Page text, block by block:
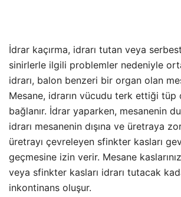
İdrar kaçırma, idrarı tutan veya
sinirlerle ilgili problemler nedeniyle
idrarı, balon benzeri bir organ olan
Mesane, idrarın vücudu terk ettiği tüp
bağlanır. İdrar yaparken, mesanenin
idrarı mesanenin dışına ve üretraya
üretrayı çevreleyen sfinkter kasları
geçmesine izin verir. Mesane
veya sfinkter kasları idrarı tutacak
inkontinans oluşur.